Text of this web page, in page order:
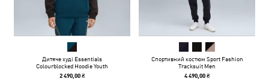
Дитяче худі Essentials
Colourblocked Hoodie Youth
2 490,00 ₴
Спортивний костюм Sport Fashion
Tracksuit Men
4 490,00 ₴